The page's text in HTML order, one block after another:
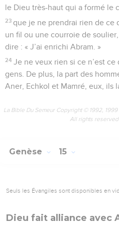
le Dieu très-haut qui a formé le
23 que je ne prendrai rien de ce
un fil ou une courroie de
dire : « J’ai enrichi Abram. »
24 Je ne veux rien si ce n’est ce
gens. De plus, la part des
Aner, Echkol et Mamré, eux, ils
La Bible Du Semeur Copyright © 1992,
All rights
Genèse 15
Seuls les Évangiles sont disponibles en
Dieu fait alliance avec